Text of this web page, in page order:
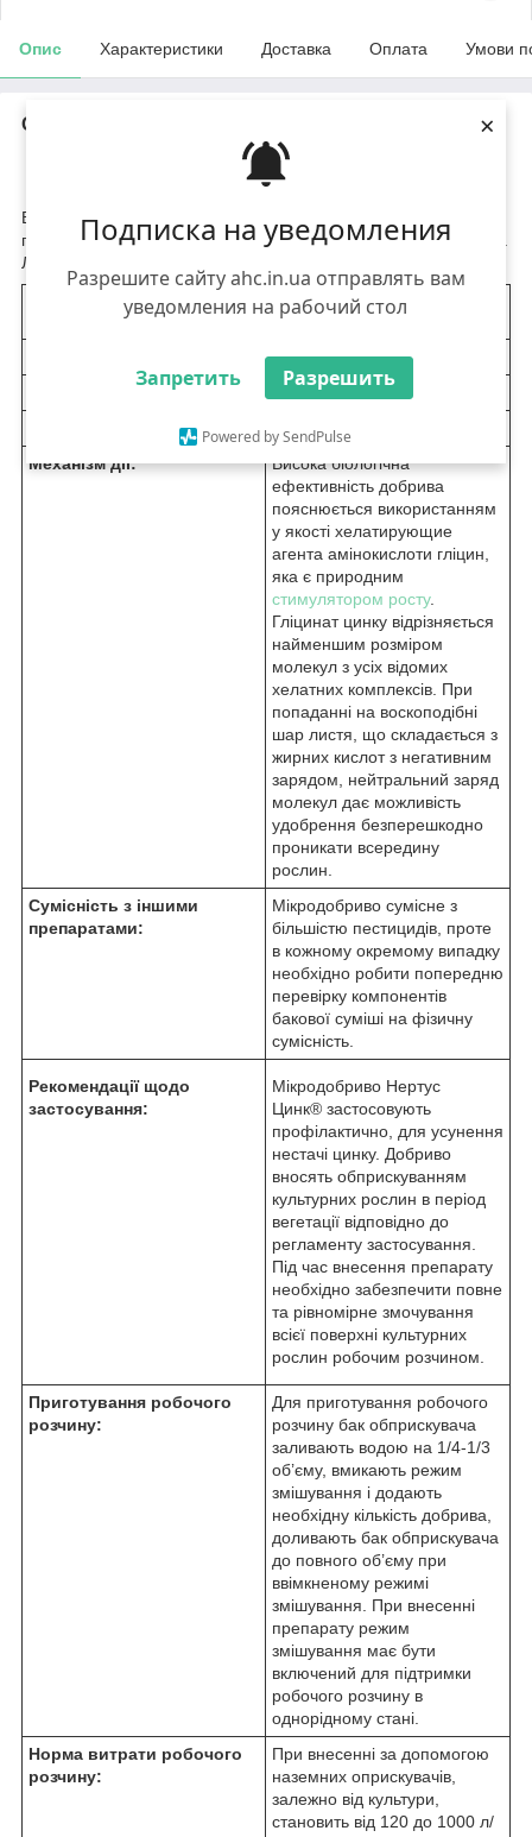
Подписка на уведомления
Разрешите сайту ahc.in.ua отправлять вам
уведомления на рабочий стол
Запретить Разрешить
Powered by SendPulse
×
Опис Характеристики Доставка Оплата Умови
Опис
МікродобривоНертус Цинк
Висококонцентроване рідке цинкове добриво для
підживлення сільськогосподарських культур в період вегетації.
Легко засвоюється рослинами завдяки органічній формі.
Діюча речовина: Zn (цинка гліцинат), 120 г/л
ТОВ "Харків Хімпром"
рідина
каністра 1л.; каністра 10л.
Механізм дії:
Висока біологічна
ефективність добрива
пояснюється використанням
у якості хелатирующие
агента амінокислоти гліцин,
яка є природним
стимулятором росту.
Гліцинат цинку відрізняється
найменшим розміром
молекул з усіх відомих
хелатних комплексів. При
попаданні на воскоподібні
шар листя, що складається з
жирних кислот з негативним
зарядом, нейтральний заряд
молекул дає можливість
удобрення безперешкодно
проникати всередину
рослин.
Сумісність з іншими
препаратами:
Мікродобриво сумісне з
більшістю пестицидів, проте
в кожному окремому випадку
необхідно робити попередню
перевірку компонентів
бакової суміші на фізичну
сумісність.
Рекомендації щодо
застосування:
Мікродобриво Нертус
Цинк® застосовують
профілактично, для усунення
нестачі цинку. Добриво
вносять обприскуванням
культурних рослин в період
вегетації відповідно до
регламенту застосування.
Під час внесення препарату
необхідно забезпечити повне
та рівномірне змочування
всієї поверхні культурних
рослин робочим розчином.
Приготування робочого
розчину:
Для приготування робочого
розчину бак обприскувача
заливають водою на 1/4-1/3
об’єму, вмикають режим
змішування і додають
необхідну кількість добрива,
доливають бак обприскувача
до повного об’єму при
ввімкненому режимі
змішування. При внесенні
препарату режим
змішування має бути
включений для підтримки
робочого розчину в
однорідному стані.
Норма витрати робочого
розчину:
При внесенні за допомогою
наземних оприскувачів,
залежно від культури,
становить від 120 до 1000 л/